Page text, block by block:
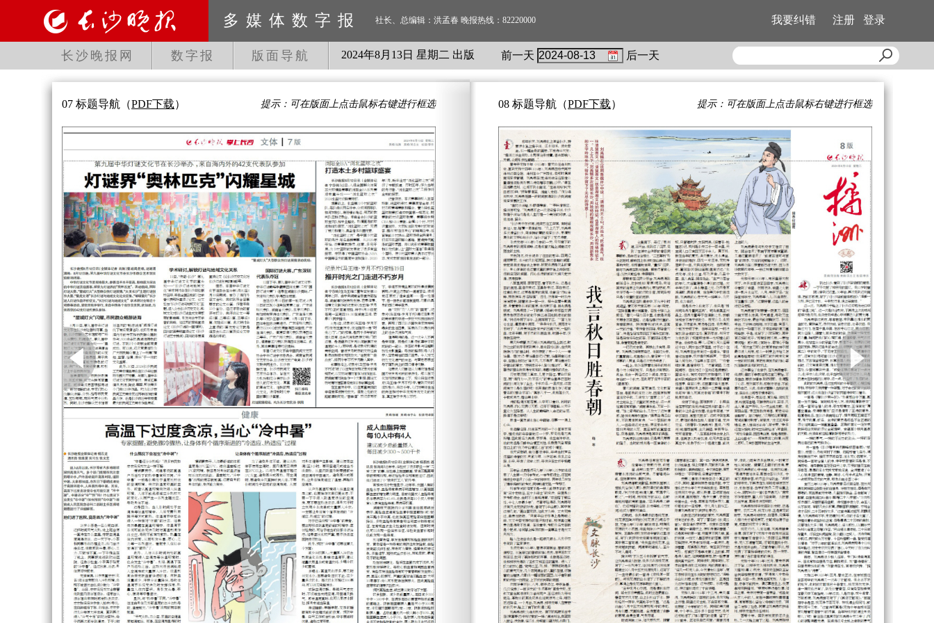
多媒体数字报 社长、总编辑：洪孟春 晚报热线：82220000 我要纠错 注册 登录
长沙晚报网 数字报 版面导航 2024年8月 13日 星期 二 出版 前一天 后一天
07 标题导航 （PDF下载） 提示：可在版面上点击鼠标右键进行框选 08 标题导航 （PDF下载） 提示：可在版面上点击鼠标右键进行框选